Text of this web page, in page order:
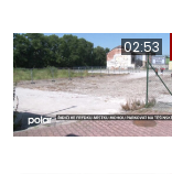
02:53